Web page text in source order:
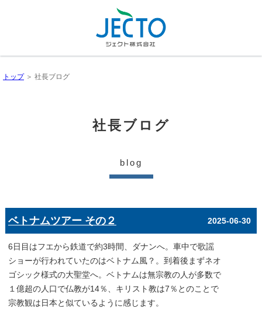
トップ＞ 社長ブログ
社長ブログ
blog
ベトナムツアー その２ 2025-06-30
6日目はフエから鉄道で約3時間、ダナンへ。車中で歌謡
ショーが行われていたのはベトナム風？。到着後まずネオ
ゴシック様式の大聖堂へ。ベトナムは無宗教の人が多数で
１億超の人口で仏教が14％、キリスト教は7％とのことで
宗教観は日本と似ているように感じます。